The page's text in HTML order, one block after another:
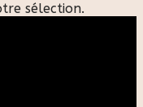
sélection.